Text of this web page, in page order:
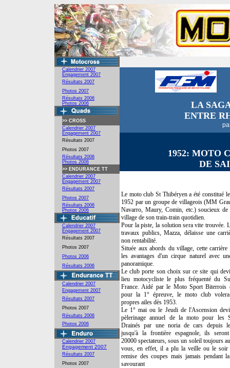
Calendrier 2007
Engagement 2007
Résultats 2007
Photos 2007
Résultats 2006
Photos 2006
>> CROSS
Calendrier 2007
Engagement 2007
Résultats 2007
Photos 2007
Résultats 2006
Photos 2006
>> ENDURANCE TT
Calendrier 2007
Engagement 2007
Résultats 2007
Photos 2007
Résultats 2006
Photos 2006
Calendrier 2007
Engagement 2007
Résultats 2007
Photos 2007
Photos 2006
Résultats 2006
Calendrier 2007
Engagement 2007
Résultats 2007
Photos 2007
Résultats 2006
Photos 2006
Calendrier 2007
Engagement 2007
Résultats 2007
Photos 2007
LA
ENTRE
1952: MOTO
DE
Le moto club St Thibéryen a été constitué
1952 par un groupe de villageois (MM
Navarro, Maury, Comin, etc.) soucieux
village de son train-train quotidien.
Pour la piste, la solution sera vite trouvée.
travaux publics, Mazza, délaisse une
non rentabilité.
Située aux abords du village, cette carrière
les avantages d'un cirque naturel avec
panoramique.
Le club porte son choix sur ce site qui
lieu motocycliste le plus fréquenté du
France. Aidé par le Moto Sport Biterrois
pour la 1° épreuve, le moto club
propres ailes dès 1953.
Le 1° mai ou le Jeudi de l'Ascension
pèlerinage annuel de la moto pour les
Drainés par une noria de cars depuis
jusqu'à la frontière espagnole, ils
20000 spectateurs, sous un soleil toujours
vous, en effet, il a plu la veille ou le soir
remise des coupes mais jamais pendant
savourant